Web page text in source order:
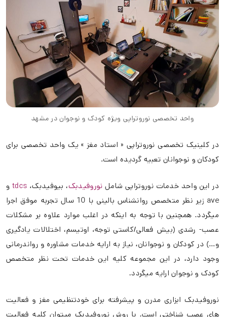
واحد تخصصی نوروتراپی ویژه کودک و نوجوان در مشهد
در کلینیک تخصصی نوروتراپی « استاد مغز » یک واحد تخصصی برای
کودکان و نوجوانان تعبیه گردیده است.
در این واحد خدمات نوروتراپی شامل نوروفیدبک، بیوفیدبک، tdcsو
ave زیر نظر متخصص روانشناس بالینی با 10 سال تجربه موفق اجرا
میگردد. همچنین با توجه به اینکه در اغلب موارد علاوه بر مشکلات
عصب- رشدی (بیش فعالی/کاستی توجه، اوتیسم، اختلالات یادگیری
و…) در کودکان و نوجوانان، نیاز به ارایه خدمات مشاوره و رواندرمانی
وجود دارد، در این مجموعه کلیه این خدمات تحت نظر متخصص
کودک و نوجوان ارایه میگردد.
نوروفیدبک ابزاری مدرن و پیشرفته برای خودتنظیمی مغز و فعالیت
های عصب شناختی است. با روش نوروفیدبک میتوان کلیه فعالیت